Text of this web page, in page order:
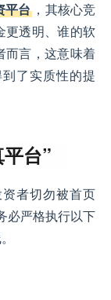
平台 ，其核心竞
更透明、谁的软
而言，这意味着
了实质性的提
台”
者切勿被首页
必严格执行以下